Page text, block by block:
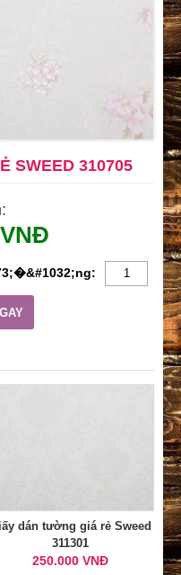
SWEED 310705
dán tường giá rẻ Sweed
311301
250.000 VNĐ